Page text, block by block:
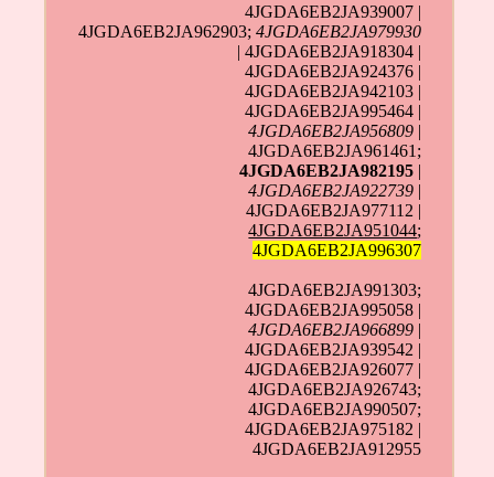
4JGDA6EB2JA939007 |
4JGDA6EB2JA962903;4JGDA6EB2JA979930
| 4JGDA6EB2JA918304 |
4JGDA6EB2JA924376 |
4JGDA6EB2JA942103 |
4JGDA6EB2JA995464 |
4JGDA6EB2JA956809 |
4JGDA6EB2JA961461;
4JGDA6EB2JA982195 |
4JGDA6EB2JA922739 |
4JGDA6EB2JA977112 |
4JGDA6EB2JA951044;
4JGDA6EB2JA996307
4JGDA6EB2JA991303;
4JGDA6EB2JA995058 |
4JGDA6EB2JA966899 |
4JGDA6EB2JA939542 |
4JGDA6EB2JA926077 |
4JGDA6EB2JA926743;
4JGDA6EB2JA990507;
4JGDA6EB2JA975182 |
4JGDA6EB2JA912955